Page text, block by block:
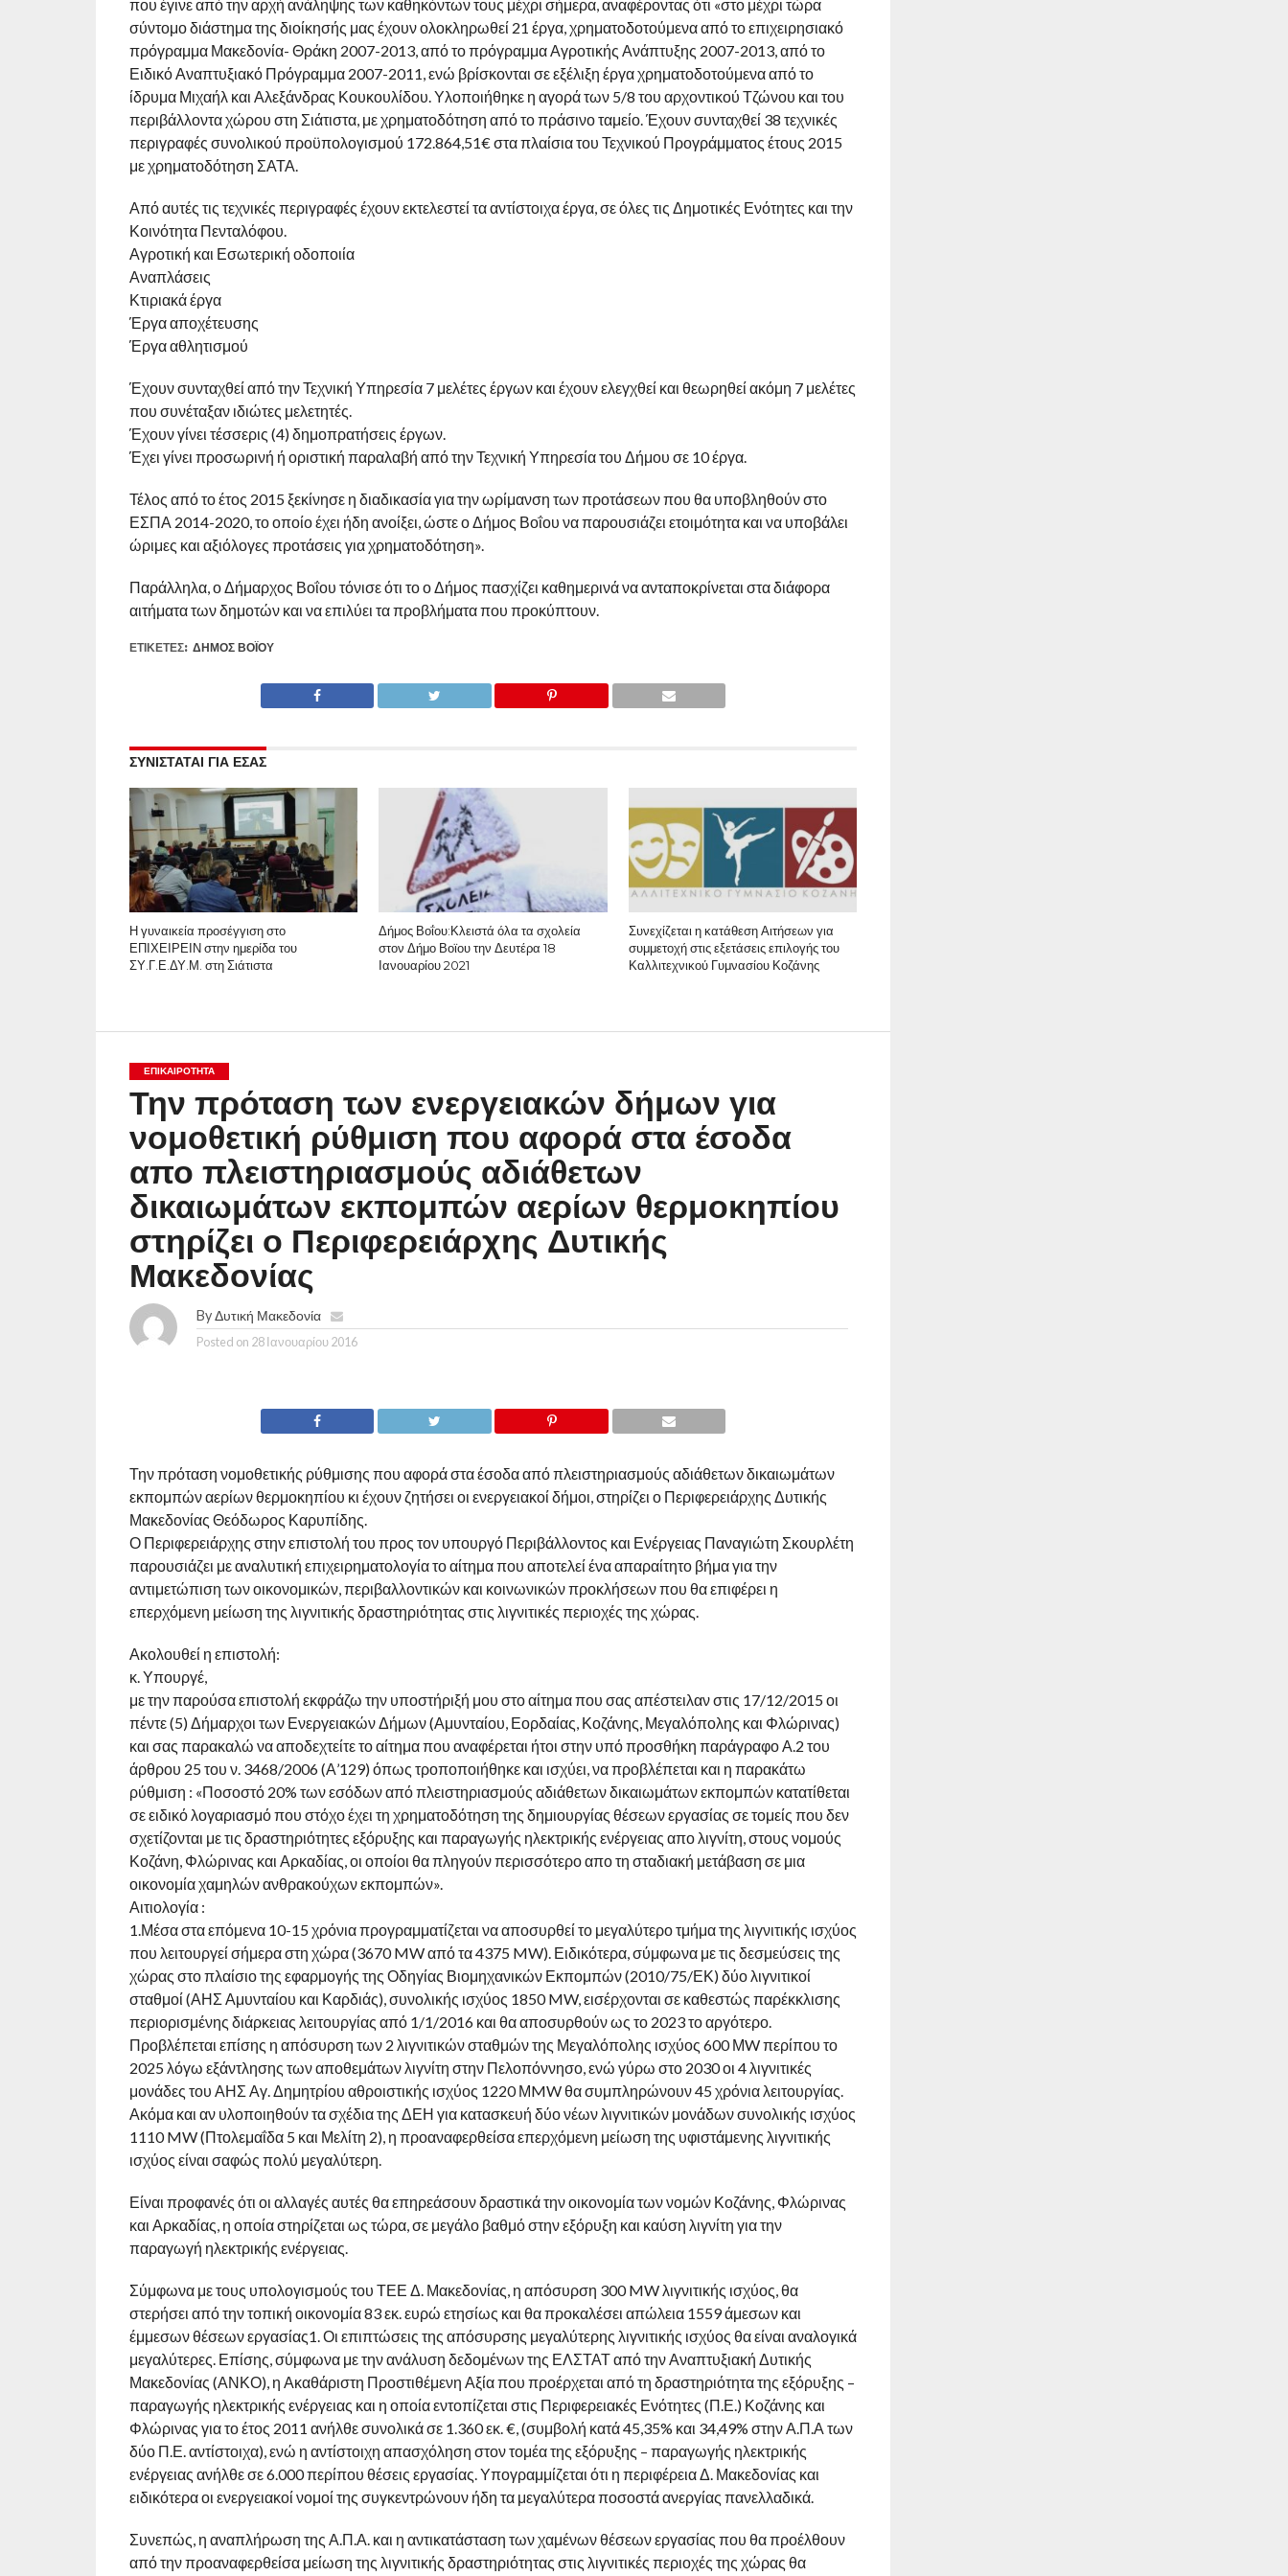
που έγινε από την αρχή ανάληψης των καθηκόντων τους μέχρι σήμερα, αναφέροντας ότι «στο μέχρι τώρα
σύντομο διάστημα της διοίκησής μας έχουν ολοκληρωθεί 21 έργα, χρηματοδοτούμενα από το επιχειρησιακό
πρόγραμμα Μακεδονία- Θράκη 2007-2013, από το πρόγραμμα Αγροτικής Ανάπτυξης 2007-2013, από το
Ειδικό Αναπτυξιακό Πρόγραμμα 2007-2011, ενώ βρίσκονται σε εξέλιξη έργα χρηματοδοτούμενα από το
ίδρυμα Μιχαήλ και Αλεξάνδρας Κουκουλίδου. Υλοποιήθηκε η αγορά των 5/8 του αρχοντικού Τζώνου και του
περιβάλλοντα χώρου στη Σιάτιστα, με χρηματοδότηση από το πράσινο ταμείο. Έχουν συνταχθεί 38 τεχνικές
περιγραφές συνολικού προϋπολογισμού 172.864,51€ στα πλαίσια του Τεχνικού Προγράμματος έτους 2015
με χρηματοδότηση ΣΑΤΑ.
Από αυτές τις τεχνικές περιγραφές έχουν εκτελεστεί τα αντίστοιχα έργα, σε όλες τις Δημοτικές Ενότητες και την
Κοινότητα Πενταλόφου.
Αγροτική και Εσωτερική οδοποιία
Αναπλάσεις
Κτιριακά έργα
Έργα αποχέτευσης
Έργα αθλητισμού
Έχουν συνταχθεί από την Τεχνική Υπηρεσία 7 μελέτες έργων και έχουν ελεγχθεί και θεωρηθεί ακόμη 7 μελέτες
που συνέταξαν ιδιώτες μελετητές.
Έχουν γίνει τέσσερις (4) δημοπρατήσεις έργων.
Έχει γίνει προσωρινή ή οριστική παραλαβή από την Τεχνική Υπηρεσία του Δήμου σε 10 έργα.
Τέλος από το έτος 2015 ξεκίνησε η διαδικασία για την ωρίμανση των προτάσεων που θα υποβληθούν στο
ΕΣΠΑ 2014-2020, το οποίο έχει ήδη ανοίξει, ώστε ο Δήμος Βοΐου να παρουσιάζει ετοιμότητα και να υποβάλει
ώριμες και αξιόλογες προτάσεις για χρηματοδότηση».
Παράλληλα, ο Δήμαρχος Βοΐου τόνισε ότι το ο Δήμος πασχίζει καθημερινά να ανταποκρίνεται στα διάφορα
αιτήματα των δημοτών και να επιλύει τα προβλήματα που προκύπτουν.
ΕΤΙΚΕΤΕΣ: ΔΉΜΟΣ ΒΟΪ́ΟΥ
ΣΥΝΙΣΤΑΤΑΙ ΓΙΑ ΕΣΑΣ
Η γυναικεία προσέγγιση στο
ΕΠΙΧΕΙΡΕΙΝ στην ημερίδα του
ΣΥ.Γ.Ε.ΔΥ.Μ. στη Σιάτιστα
Δήμος Βοΐου:Κλειστά όλα τα σχολεία
στον Δήμο Βοϊου την Δευτέρα 18
Ιανουαρίου 2021
Συνεχίζεται η κατάθεση Αιτήσεων για
συμμετοχή στις εξετάσεις επιλογής του
Καλλιτεχνικού Γυμνασίου Κοζάνης
ΕΠΙΚΑΙΡΟΤΗΤΑ
Την πρόταση των ενεργειακών δήμων για
νομοθετική ρύθμιση που αφορά στα έσοδα
απο πλειστηριασμούς αδιάθετων
δικαιωμάτων εκπομπών αερίων θερμοκηπίου
στηρίζει ο Περιφερειάρχης Δυτικής
Μακεδονίας
ByΔυτική Μακεδονία
Posted on 28 Ιανουαρίου 2016
Την πρόταση νομοθετικής ρύθμισης που αφορά στα έσοδα από πλειστηριασμούς αδιάθετων δικαιωμάτων
εκπομπών αερίων θερμοκηπίου κι έχουν ζητήσει οι ενεργειακοί δήμοι, στηρίζει ο Περιφερειάρχης Δυτικής
Μακεδονίας Θεόδωρος Καρυπίδης.
Ο Περιφερειάρχης στην επιστολή του προς τον υπουργό Περιβάλλοντος και Ενέργειας Παναγιώτη Σκουρλέτη
παρουσιάζει με αναλυτική επιχειρηματολογία το αίτημα που αποτελεί ένα απαραίτητο βήμα για την
αντιμετώπιση των οικονομικών, περιβαλλοντικών και κοινωνικών προκλήσεων που θα επιφέρει η
επερχόμενη μείωση της λιγνιτικής δραστηριότητας στις λιγνιτικές περιοχές της χώρας.
Ακολουθεί η επιστολή:
κ. Υπουργέ,
με την παρούσα επιστολή εκφράζω την υποστήριξή μου στο αίτημα που σας απέστειλαν στις 17/12/2015 οι
πέντε (5) Δήμαρχοι των Ενεργειακών Δήμων (Αμυνταίου, Εορδαίας, Κοζάνης, Μεγαλόπολης και Φλώρινας)
και σας παρακαλώ να αποδεχτείτε το αίτημα που αναφέρεται ήτοι στην υπό προσθήκη παράγραφο Α.2 του
άρθρου 25 του ν. 3468/2006 (Α’129) όπως τροποποιήθηκε και ισχύει, να προβλέπεται και η παρακάτω
ρύθμιση : «Ποσοστό 20% των εσόδων από πλειστηριασμούς αδιάθετων δικαιωμάτων εκπομπών κατατίθεται
σε ειδικό λογαριασμό που στόχο έχει τη χρηματοδότηση της δημιουργίας θέσεων εργασίας σε τομείς που δεν
σχετίζονται με τις δραστηριότητες εξόρυξης και παραγωγής ηλεκτρικής ενέργειας απο λιγνίτη, στους νομούς
Κοζάνη, Φλώρινας και Αρκαδίας, οι οποίοι θα πληγούν περισσότερο απο τη σταδιακή μετάβαση σε μια
οικονομία χαμηλών ανθρακούχων εκπομπών».
Αιτιολογία :
1.Μέσα στα επόμενα 10-15 χρόνια προγραμματίζεται να αποσυρθεί το μεγαλύτερο τμήμα της λιγνιτικής ισχύος
που λειτουργεί σήμερα στη χώρα (3670 MW από τα 4375 MW). Ειδικότερα, σύμφωνα με τις δεσμεύσεις της
χώρας στο πλαίσιο της εφαρμογής της Οδηγίας Βιομηχανικών Εκπομπών (2010/75/ΕΚ) δύο λιγνιτικοί
σταθμοί (ΑΗΣ Αμυνταίου και Καρδιάς), συνολικής ισχύος 1850 MW, εισέρχονται σε καθεστώς παρέκκλισης
περιορισμένης διάρκειας λειτουργίας από 1/1/2016 και θα αποσυρθούν ως το 2023 το αργότερο.
Προβλέπεται επίσης η απόσυρση των 2 λιγνιτικών σταθμών της Μεγαλόπολης ισχύος 600 ΜW περίπου το
2025 λόγω εξάντλησης των αποθεμάτων λιγνίτη στην Πελοπόννησο, ενώ γύρω στο 2030 οι 4 λιγνιτικές
μονάδες του ΑΗΣ Αγ. Δημητρίου αθροιστικής ισχύος 1220 ΜMW θα συμπληρώνουν 45 χρόνια λειτουργίας.
Ακόμα και αν υλοποιηθούν τα σχέδια της ΔΕΗ για κατασκευή δύο νέων λιγνιτικών μονάδων συνολικής ισχύος
1110 MW (Πτολεμαΐδα 5 και Μελίτη 2), η προαναφερθείσα επερχόμενη μείωση της υφιστάμενης λιγνιτικής
ισχύος είναι σαφώς πολύ μεγαλύτερη.
Είναι προφανές ότι οι αλλαγές αυτές θα επηρεάσουν δραστικά την οικονομία των νομών Κοζάνης, Φλώρινας
και Αρκαδίας, η οποία στηρίζεται ως τώρα, σε μεγάλο βαθμό στην εξόρυξη και καύση λιγνίτη για την
παραγωγή ηλεκτρικής ενέργειας.
Σύμφωνα με τους υπολογισμούς του ΤΕΕ Δ. Μακεδονίας, η απόσυρση 300 MW λιγνιτικής ισχύος, θα
στερήσει από την τοπική οικονομία 83 εκ. ευρώ ετησίως και θα προκαλέσει απώλεια 1559 άμεσων και
έμμεσων θέσεων εργασίας1. Οι επιπτώσεις της απόσυρσης μεγαλύτερης λιγνιτικής ισχύος θα είναι αναλογικά
μεγαλύτερες. Επίσης, σύμφωνα με την ανάλυση δεδομένων της ΕΛΣΤΑΤ από την Αναπτυξιακή Δυτικής
Μακεδονίας (ΑΝΚΟ), η Ακαθάριστη Προστιθέμενη Αξία που προέρχεται από τη δραστηριότητα της εξόρυξης –
παραγωγής ηλεκτρικής ενέργειας και η οποία εντοπίζεται στις Περιφερειακές Ενότητες (Π.Ε.) Κοζάνης και
Φλώρινας για το έτος 2011 ανήλθε συνολικά σε 1.360 εκ. €, (συμβολή κατά 45,35% και 34,49% στην Α.Π.Α των
δύο Π.Ε. αντίστοιχα), ενώ η αντίστοιχη απασχόληση στον τομέα της εξόρυξης – παραγωγής ηλεκτρικής
ενέργειας ανήλθε σε 6.000 περίπου θέσεις εργασίας. Υπογραμμίζεται ότι η περιφέρεια Δ. Μακεδονίας και
ειδικότερα οι ενεργειακοί νομοί της συγκεντρώνουν ήδη τα μεγαλύτερα ποσοστά ανεργίας πανελλαδικά.
Συνεπώς, η αναπλήρωση της Α.Π.Α. και η αντικατάσταση των χαμένων θέσεων εργασίας που θα προέλθουν
από την προαναφερθείσα μείωση της λιγνιτικής δραστηριότητας στις λιγνιτικές περιοχές της χώρας θα